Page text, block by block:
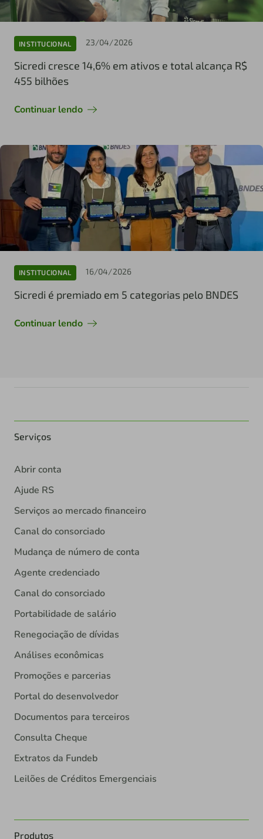
INSTITUCIONAL 23/04/2026
Sicredi cresce 14,6% em ativos e total alcança R$
455 bilhões
Continuar lendo
INSTITUCIONAL 16/04/2026
Sicredi é premiado em 5 categorias pelo BNDES
Continuar lendo
Serviços
Abrir conta
Ajude RS
Serviços ao mercado financeiro
Canal do consorciado
Mudança de número de conta
Agente credenciado
Canal do consorciado
Portabilidade de salário
Renegociação de dívidas
Análises econômicas
Promoções e parcerias
Portal do desenvolvedor
Documentos para terceiros
Consulta Cheque
Extratos da Fundeb
Leilões de Créditos Emergenciais
Produtos